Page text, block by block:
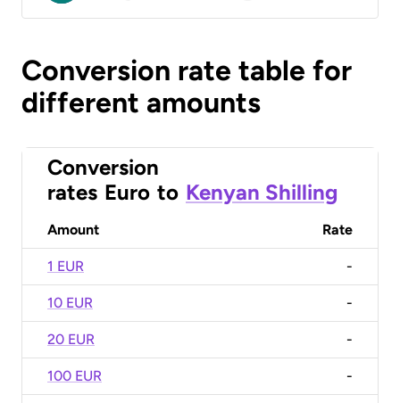
Conversion rate table for
different amounts
Conversion
rates Euro to Kenyan Shilling
Amount Rate
1 EUR -
10 EUR -
20 EUR -
100 EUR -